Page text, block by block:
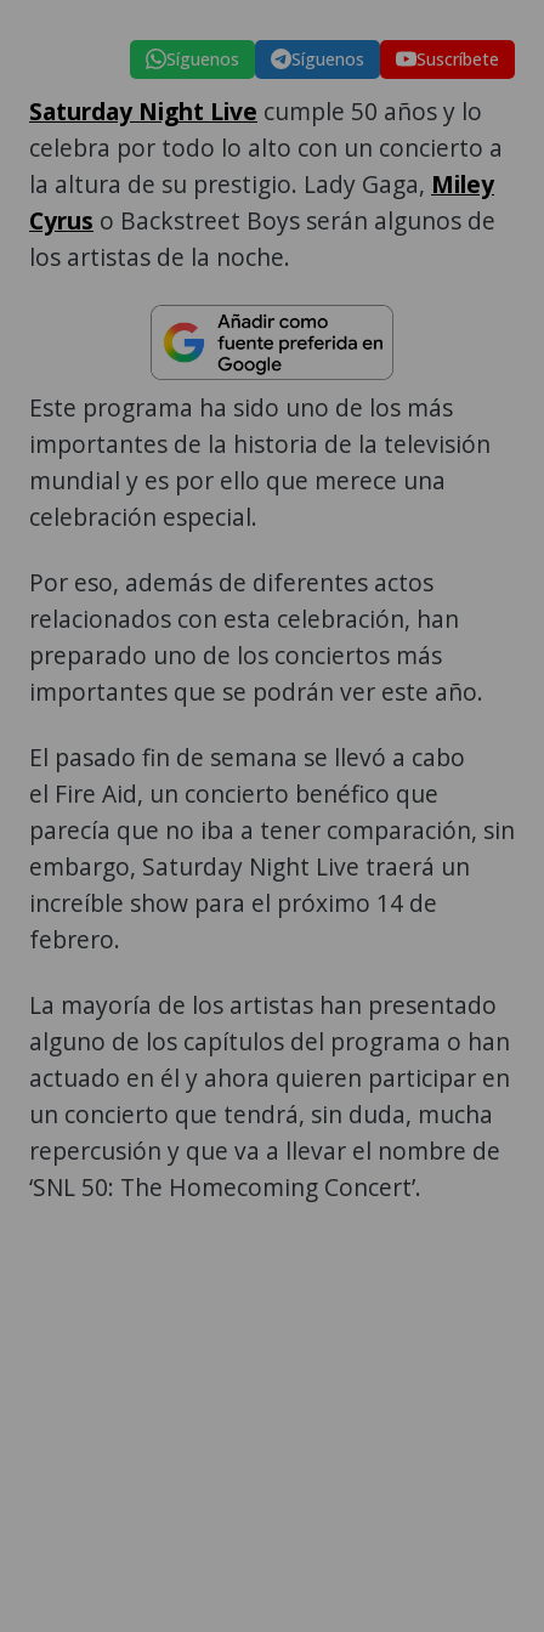
Síguenos Síguenos Suscríbete
Saturday Night Live cumple 50 años y lo
celebra por todo lo alto con un concierto a
la altura de su prestigio. Lady Gaga, Miley
Cyrus o Backstreet Boys serán algunos de
los artistas de la noche.
Este programa ha sido uno de los más
importantes de la historia de la televisión
mundial y es por ello que merece una
celebración especial.
Por eso, además de diferentes actos
relacionados con esta celebración, han
preparado uno de los conciertos más
importantes que se podrán ver este año.
El pasado fin de semana se llevó a cabo
el Fire Aid, un concierto benéfico que
parecía que no iba a tener comparación, sin
embargo, Saturday Night Live traerá un
increíble show para el próximo 14 de
febrero.
La mayoría de los artistas han presentado
alguno de los capítulos del programa o han
actuado en él y ahora quieren participar en
un concierto que tendrá, sin duda, mucha
repercusión y que va a llevar el nombre de
‘SNL 50: The Homecoming Concert’.